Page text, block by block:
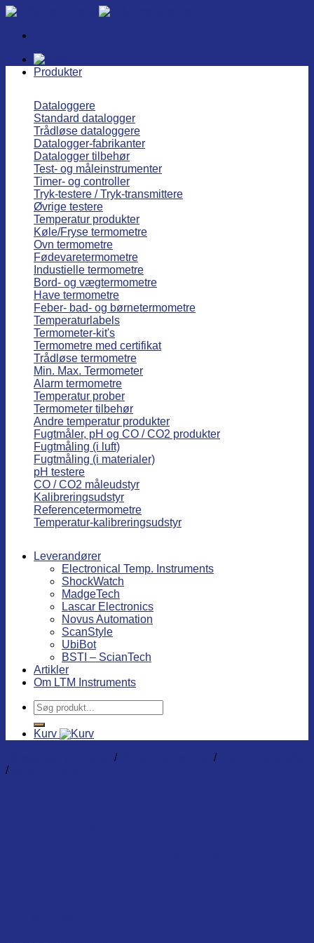
Fortsæt
indhold
Produkter
Dataloggere
Standard datalogger
Trådløse dataloggere
Datalogger-fabrikanter
Datalogger tilbehør
Test- og måleinstrumenter
Timer- og controller
Tryk-testere / Tryk-transmittere
Øvrige testere
Temperatur produkter
Køle/Fryse termometre
Ovn termometre
Fødevaretermometre
Industielle termometre
Bord- og vægtermometre
Have termometre
Feber- bad- og børnetermometre
Temperaturlabels
Termometer-kit's
Termometre med certifikat
Trådløse termometre
Min. Max. Termometer
Alarm termometre
Temperatur prober
Termometer tilbehør
Andre temperatur produkter
Fugtmåler, pH og CO / CO2 produkter
Fugtmåling (i luft)
Fugtmåling (i materialer)
pH testere
CO / CO2 måleudstyr
Kalibreringsudstyr
Referencetermometre
Temperatur-kalibreringsudstyr
Leverandører
Electronical Temp. Instruments
ShockWatch
MadgeTech
Lascar Electronics
Novus Automation
ScanStyle
UbiBot
BSTI – ScianTech
Artikler
Om LTM Instruments
Søg
efter:
Kurv
/ /
/